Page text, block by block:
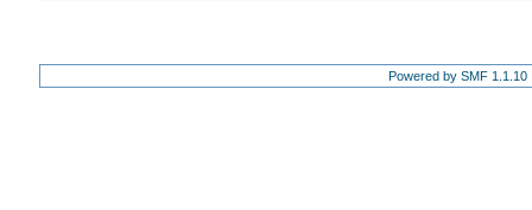
Powered by SMF 1.1.10